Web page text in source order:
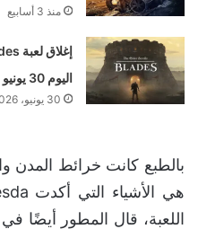
منذ 3 أسابيع
اليوم 30 يونيو 2026
30 يونيو، 2026
بالطبع كانت خرائط المدن
اللعبة، قال المطور أيضًا